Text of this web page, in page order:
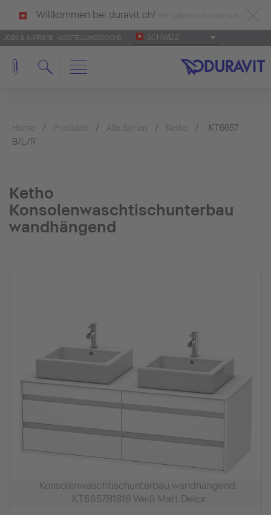
Willkommen bei duravit.ch!
deutsch als Ihre Sprache erkannt.
Français Italiano
JOBS & KARRIERE AUSSTELLUNGSSUCHE SCHWEIZ
Home Produkte Alle Serien Ketho
KT6657
B/L/R
Ketho
Konsolenwaschtischunterbau
wandhängend
Konsolenwaschtischunterbau wandhängend,
KT6657B1818 Weiß Matt Dekor